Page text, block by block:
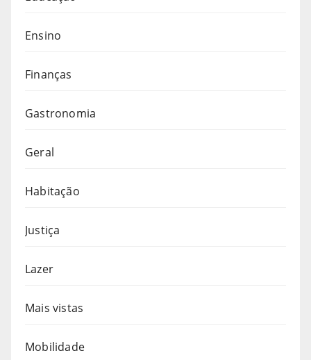
Ensino
Finanças
Gastronomia
Geral
Habitação
Justiça
Lazer
Mais vistas
Mobilidade